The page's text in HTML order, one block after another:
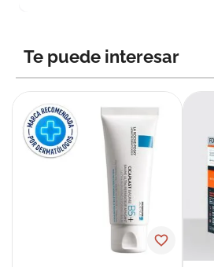
Te puede interesar